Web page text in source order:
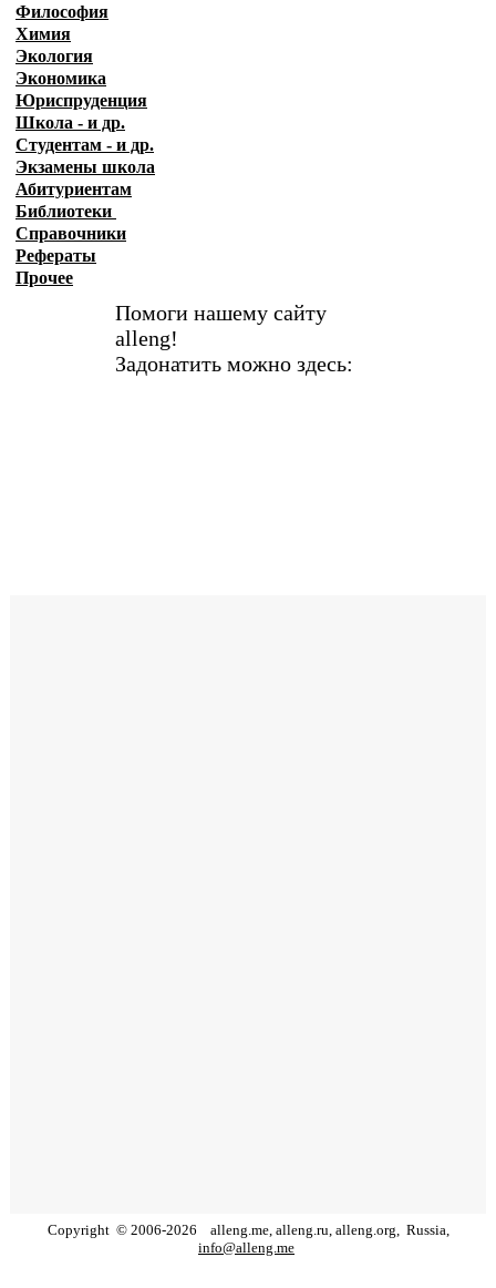
Философия
Химия
Экология
Экономика
Юриспруденция
Школа - и др.
Студентам - и др.
Экзамены школа
Абитуриентам
Библиотеки
Справочники
Рефераты
Прочее
Помоги нашему сайту
alleng!
Задонатить можно здесь:
Copyright © 2006-2026 alleng.me, alleng.ru, alleng.org, Russia,
info@alleng.me